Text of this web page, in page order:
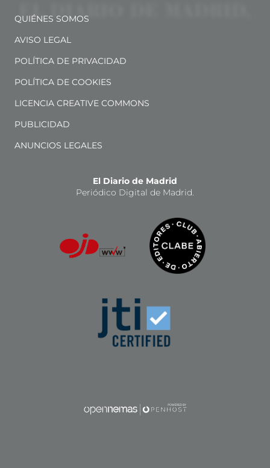
QUIÉNES SOMOS
AVISO LEGAL
POLÍTICA DE PRIVACIDAD
POLÍTICA DE COOKIES
LICENCIA CREATIVE COMMONS
PUBLICIDAD
ANUNCIOS LEGALES
El Diario de Madrid
Periódico Digital de Madrid.